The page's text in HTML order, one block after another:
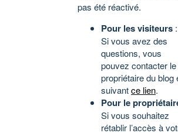
pas été réactivé.
Pour les visiteurs :
Si vous avez des
questions, vous
pouvez contacter le
propriétaire du blog
suivantce lien.
Pour le
Si vous souhaitez
rétablir l’accès à